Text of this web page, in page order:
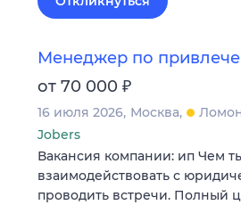
Менеджер по
от 70 000 ₽
16 июля 2026 Москва
Jobers
Вакансия компании: ип Чем
взаимодействовать с
проводить встречи. Полный